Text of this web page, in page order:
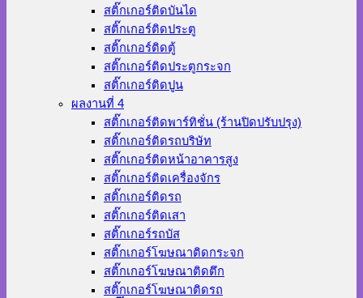
สติ๊กเกอร์ติดบันได
สติ๊กเกอร์ติดประตู
สติ๊กเกอร์ติดตู้
สติ๊กเกอร์ติดประตูกระจก
สติ๊กเกอร์ติดปูน
ผลงานที่ 4
สติ๊กเกอร์ติดพาร์ทิชั่น (ร้านปิดปรับปรุง)
สติ๊กเกอร์ติดรถบริษัท
สติ๊กเกอร์ติดหน้าอาคารสูง
สติ๊กเกอร์ติดเครื่องจักร
สติ๊กเกอร์ติดรถ
สติ๊กเกอร์ติดเสา
สติ๊กเกอร์รถบัส
สติ๊กเกอร์โฆษณาติดกระจก
สติ๊กเกอร์โฆษณาติดตึก
สติ๊กเกอร์โฆษณาติดรถ